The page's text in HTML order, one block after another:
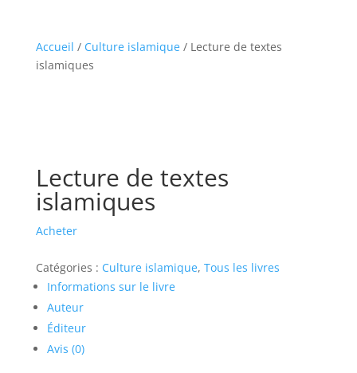
Accueil / Culture islamique/ Lecture de textes
islamiques
Lecture de textes
islamiques
Acheter
Catégories : Culture islamique, Tous les livres
Informations sur le livre
Auteur
Éditeur
Avis (0)